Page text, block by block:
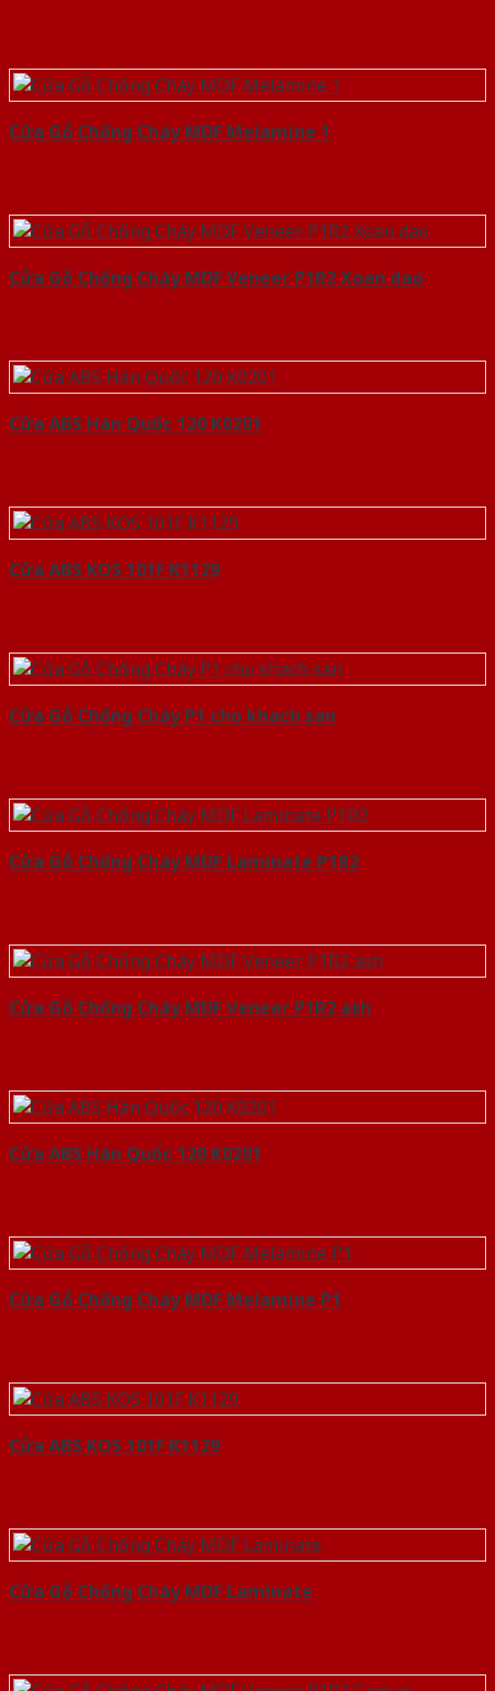
Cửa Gỗ Chống Cháy MDF Melamine 1
Cửa Gỗ Chống Cháy MDF Veneer P1R2 Xoan dao
Cửa ABS Hàn Quốc 120 K0201
Cửa ABS KOS 101F K1129
Cửa Gỗ Chống Cháy P1 cho khach san
Cửa Gỗ Chống Cháy MDF Laminate P1R2
Cửa Gỗ Chống Cháy MDF Veneer P1R2 ash
Cửa ABS Hàn Quốc 120 K0201
Cửa Gỗ Chống Cháy MDF Melamine P1
Cửa ABS KOS 101F K1129
Cửa Gỗ Chống Cháy MDF Laminate